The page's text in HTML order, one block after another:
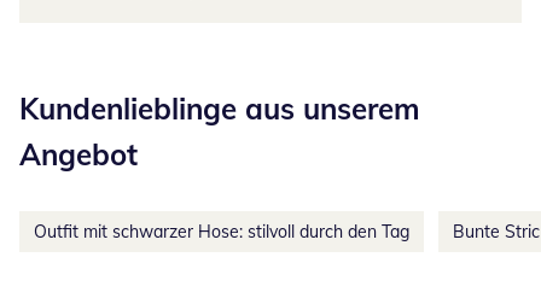
Kundenlieblinge aus unserem
Angebot
Outfit mit schwarzer Hose: stilvoll durch den Tag Bunte